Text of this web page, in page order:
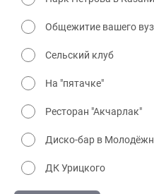
Общежитие вашего
Сельский клуб
На "пятачке"
Ресторан "Акчарлак"
Диско-бар в
ДК Урицкого